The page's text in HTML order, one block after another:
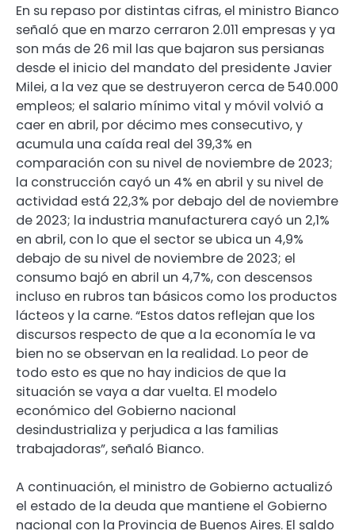
En su repaso por distintas cifras, el ministro Bianco
señaló que en marzo cerraron 2.011 empresas y ya
son más de 26 mil las que bajaron sus persianas
desde el inicio del mandato del presidente Javier
Milei, a la vez que se destruyeron cerca de 540.000
empleos; el salario mínimo vital y móvil volvió a
caer en abril, por décimo mes consecutivo, y
acumula una caída real del 39,3% en
comparación con su nivel de noviembre de 2023;
la construcción cayó un 4% en abril y su nivel de
actividad está 22,3% por debajo del de noviembre
de 2023; la industria manufacturera cayó un 2,1%
en abril, con lo que el sector se ubica un 4,9%
debajo de su nivel de noviembre de 2023; el
consumo bajó en abril un 4,7%, con descensos
incluso en rubros tan básicos como los productos
lácteos y la carne. “Estos datos reflejan que los
discursos respecto de que a la economía le va
bien no se observan en la realidad. Lo peor de
todo esto es que no hay indicios de que la
situación se vaya a dar vuelta. El modelo
económico del Gobierno nacional
desindustrializa y perjudica a las familias
trabajadoras”, señaló Bianco.
A continuación, el ministro de Gobierno actualizó
el estado de la deuda que mantiene el Gobierno
nacional con la Provincia de Buenos Aires. El saldo